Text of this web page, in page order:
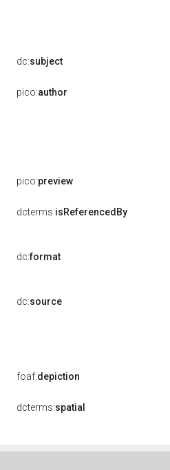
dc:subject
pico:author
pico:preview
dcterms:isReferencedBy
dc:format
dc:source
foaf:depiction
dcterms:spatial